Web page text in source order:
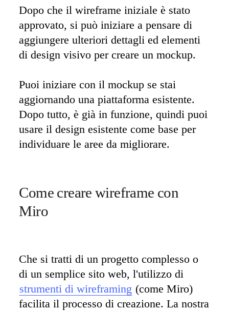
Dopo che il wireframe iniziale è stato
approvato, si può iniziare a pensare di
aggiungere ulteriori dettagli ed elementi
di design visivo per creare un mockup.
Puoi iniziare con il mockup se stai
aggiornando una piattaforma esistente.
Dopo tutto, è già in funzione, quindi puoi
usare il design esistente come base per
individuare le aree da migliorare.
Come creare wireframe con
Miro
Che si tratti di un progetto complesso o
strumenti di wireframing (come Miro)
facilita il processo di creazione. La nostra